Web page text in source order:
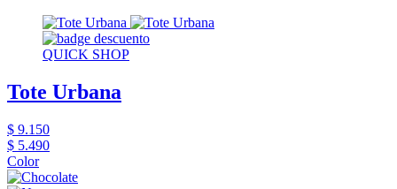
QUICK SHOP
Tote Urbana
$ 9.150
$ 5.490
Color